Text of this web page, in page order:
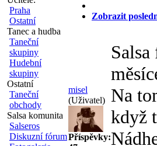
Praha
Ostatní
Tanec a hudba
Taneční
skupiny
Hudební
skupiny
Ostatní
Taneční
obchody
Salsa komunita
Salseros
Diskuzní fórum
Zobrazit
misel
(Uživatel)
Příspěvky:
Na
když